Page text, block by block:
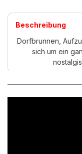
Beschreibung
Dorfbrunnen,
sich um ein